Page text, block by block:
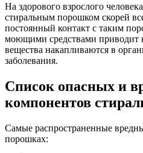
На здорового взрослого
стиральным порошком скорей
постоянный контакт с таким
моющими средствами приводит
вещества накапливаются в
заболевания.
Список опасных и
компонентов
Самые распространенные
порошках: